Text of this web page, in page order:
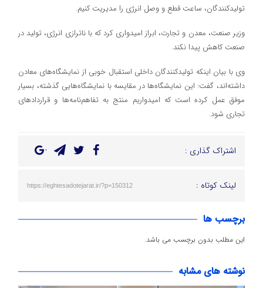
تولیدکنندگان، ساعت قطع و وصل انرژی را مدیریت کنیم.
وزیر صنعت، معدن و تجارت، ابراز امیدواری کرد که با ناترازی انرژی، تولید در
صنعت کاهش پیدا نکند.
وی با بیان اینکه تولیدکنندگان داخلی استقبال خوبی از نمایشگاه‌های معادن
داشته‌اند، گفت: این نمایشگاه‌ها در مقایسه با نمایشگاه‌هایی گذشته، بسیار
موفق عمل کرده است که امیدواریم منتج به تفاهم‌نامه‌ها و قرارداد‌های
تجاری شود.
اشتراک گذاری :
لینک کوتاه : https://eghtesadotejarat.ir/?p=150312
برچسب ها
این مطلب بدون برچسب می باشد.
نوشته های مشابه